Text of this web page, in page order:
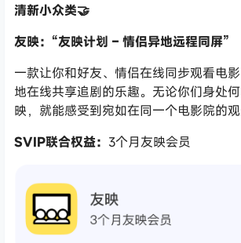
清新小众类🤝
友映：“友映计划 – 情侣异地远程同屏”
一款让你和好友、情侣在线同步观看电
地在线共享追剧的乐趣。无论你们身处
映，就能感受到宛如在同一个电影院的观
SVIP联合权益： 3个月友映会员